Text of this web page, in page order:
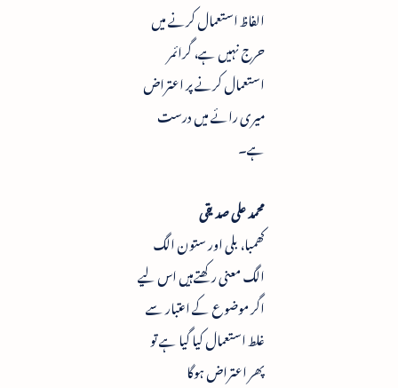
الفاظ استعمال کرنے میں
حرج نہیں ہے، گرائمر
استعمال کرنے پر اعتراض
میری رائے میں درست
ہے۔
محمد علی صدیقی
کھمبا، بلی اور ستون الگ
الگ معنی رکھتےہیں اس لیے
اگر موضوع کے اعتبار سے
غلط استعمال کیا گیا ہے تو
پھر اعتراض ہوگا